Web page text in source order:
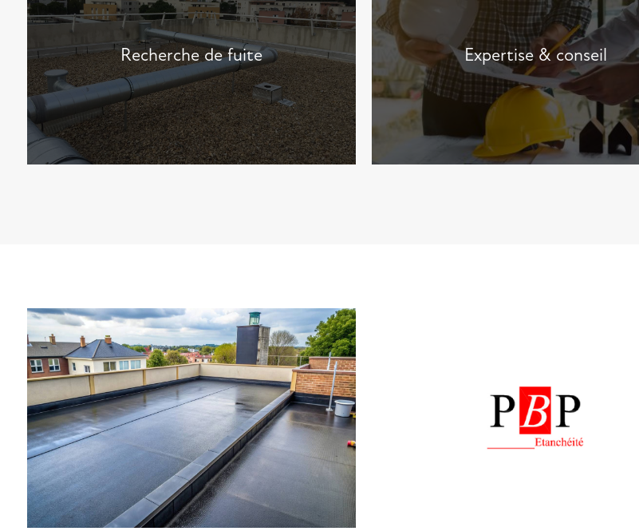
Recherche de fuite Expertise & conseil